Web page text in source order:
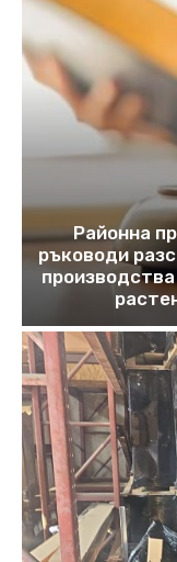
Районна
ръководи